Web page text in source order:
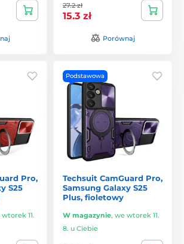
27.2 zł
15.3 zł
Porównaj
Pro,
S25
11.
Podstawowa
Techsuit CamGuard Pro,
Samsung Galaxy S25
Plus, fioletowy
W magazynie, we wtorek 11.
8. u Ciebie